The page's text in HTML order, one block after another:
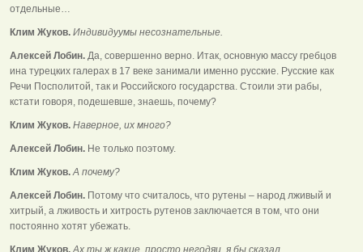
отдельные…
Клим Жуков. Индивидуумы несознательные.
Алексей Лобин. Да, совершенно верно. Итак, основную массу гребцов
ина турецких галерах в 17 веке занимали именно русские. Русские как
Речи Посполитой, так и Российского государства. Стоили эти рабы,
кстати говоря, подешевше, знаешь, почему?
Клим Жуков. Наверное, их много?
Алексей Лобин. Не только поэтому.
Клим Жуков.А почему?
Алексей Лобин. Потому что считалось, что рутены – народ лживый и
хитрый, а лживость и хитрость рутенов заключается в том, что они
постоянно хотят убежать.
Клим Жуков. Ах ты ж какие, просто негодяи, я бы сказал,